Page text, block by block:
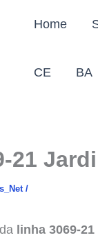
Home
CE BA
21
/
linha 3069-